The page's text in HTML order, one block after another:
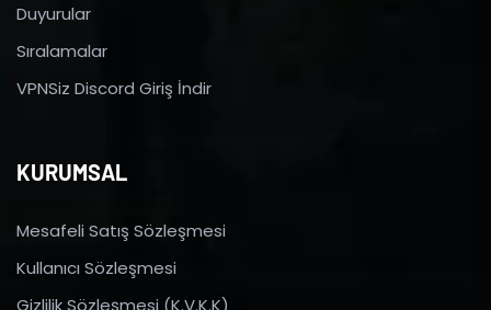
Duyurular
Sıralamalar
VPNSiz Discord Giriş İndir
KURUMSAL
Mesafeli Satış Sözleşmesi
Kullanıcı Sözleşmesi
Gizlilik Sözleşmesi (K.V.K.K)